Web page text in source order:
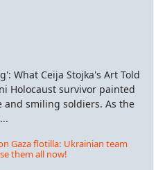
What Ceija Stojka's Art Told
Holocaust survivor painted
and smiling soldiers. As the
Gaza flotilla: Ukrainian team
them all now!